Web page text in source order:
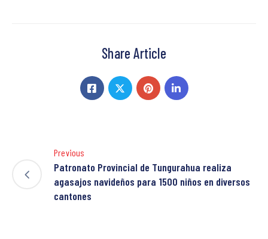
Share Article
Previous
Patronato Provincial de Tungurahua realiza
agasajos navideños para 1500 niños en diversos
cantones